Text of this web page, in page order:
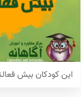
این کودکان بیش